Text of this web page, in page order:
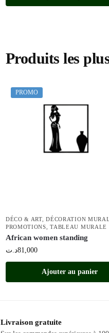
Produits les
PROMO
DÉCO & ART,DÉCORATION
PROMOTIONS,TABLEAU MURALE
African women standing
81,000د.ت
Ajouter au panier
Livraison gratuite